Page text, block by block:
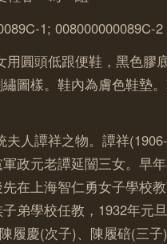
1; 008000000089C-2
用圓頭低跟便鞋，黑色膠
圖樣。鞋內為膚色鞋墊
夫人譚祥之物。譚祥
政元老譚延闓三女。早
在上海智仁勇女子學校
弟學校任教，1932年元
履慶(次子)、陳履碚(三